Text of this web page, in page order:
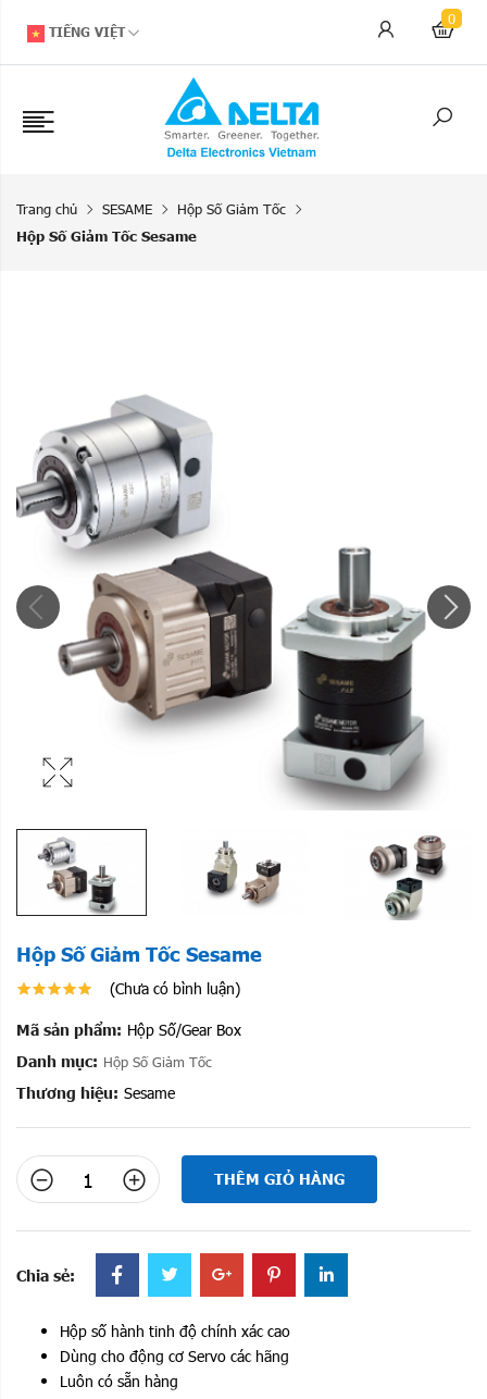
TIẾNG VIỆT
0
Trang chủ SESAME
Hộp Số Giảm Tốc
Hộp Số Giảm Tốc Sesame
Hộp Số Giảm Tốc Sesame
(Chưa có bình luận)
Mã sản phẩm: Hộp Số/Gear Box
Danh mục: Hộp Số Giảm Tốc
Thương hiệu: Sesame
THÊM GIỎ HÀNG
Chia sẻ:
Hộp số hành tinh độ chính xác cao
Dùng cho động cơ Servo các hãng
Luôn có sẵn hàng